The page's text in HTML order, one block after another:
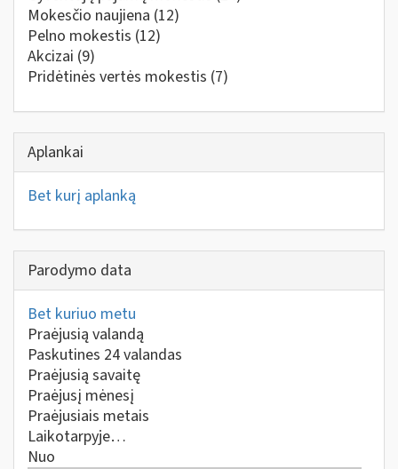
Mokesčio naujiena (12)
Pelno mokestis (12)
Akcizai (9)
Pridėtinės vertės mokestis (7)
Aplankai
Bet kurį aplanką
Parodymo data
Bet kuriuo metu
Praėjusią valandą
Paskutines 24 valandas
Praėjusią savaitę
Praėjusį mėnesį
Praėjusiais metais
Laikotarpyje…
Nuo